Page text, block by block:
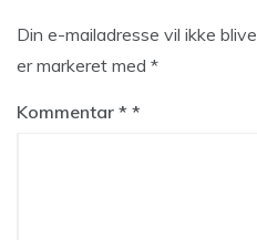
Din e-mailadresse vil ikke
er markeret med *
Kommentar *